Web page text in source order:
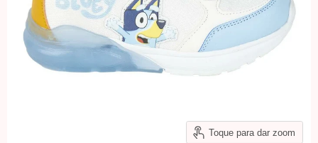
Toque para dar zoom